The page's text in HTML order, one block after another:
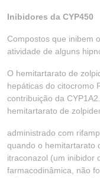
Inibidores da CYP450
Compostos que inibem
atividade de alguns
O hemitartarato de
hepáticas do citocromo
contribuição da
hemitartarato de
administrado com
quando o hemitartarato
itraconazol (um inibidor
farmacodinâmica, não